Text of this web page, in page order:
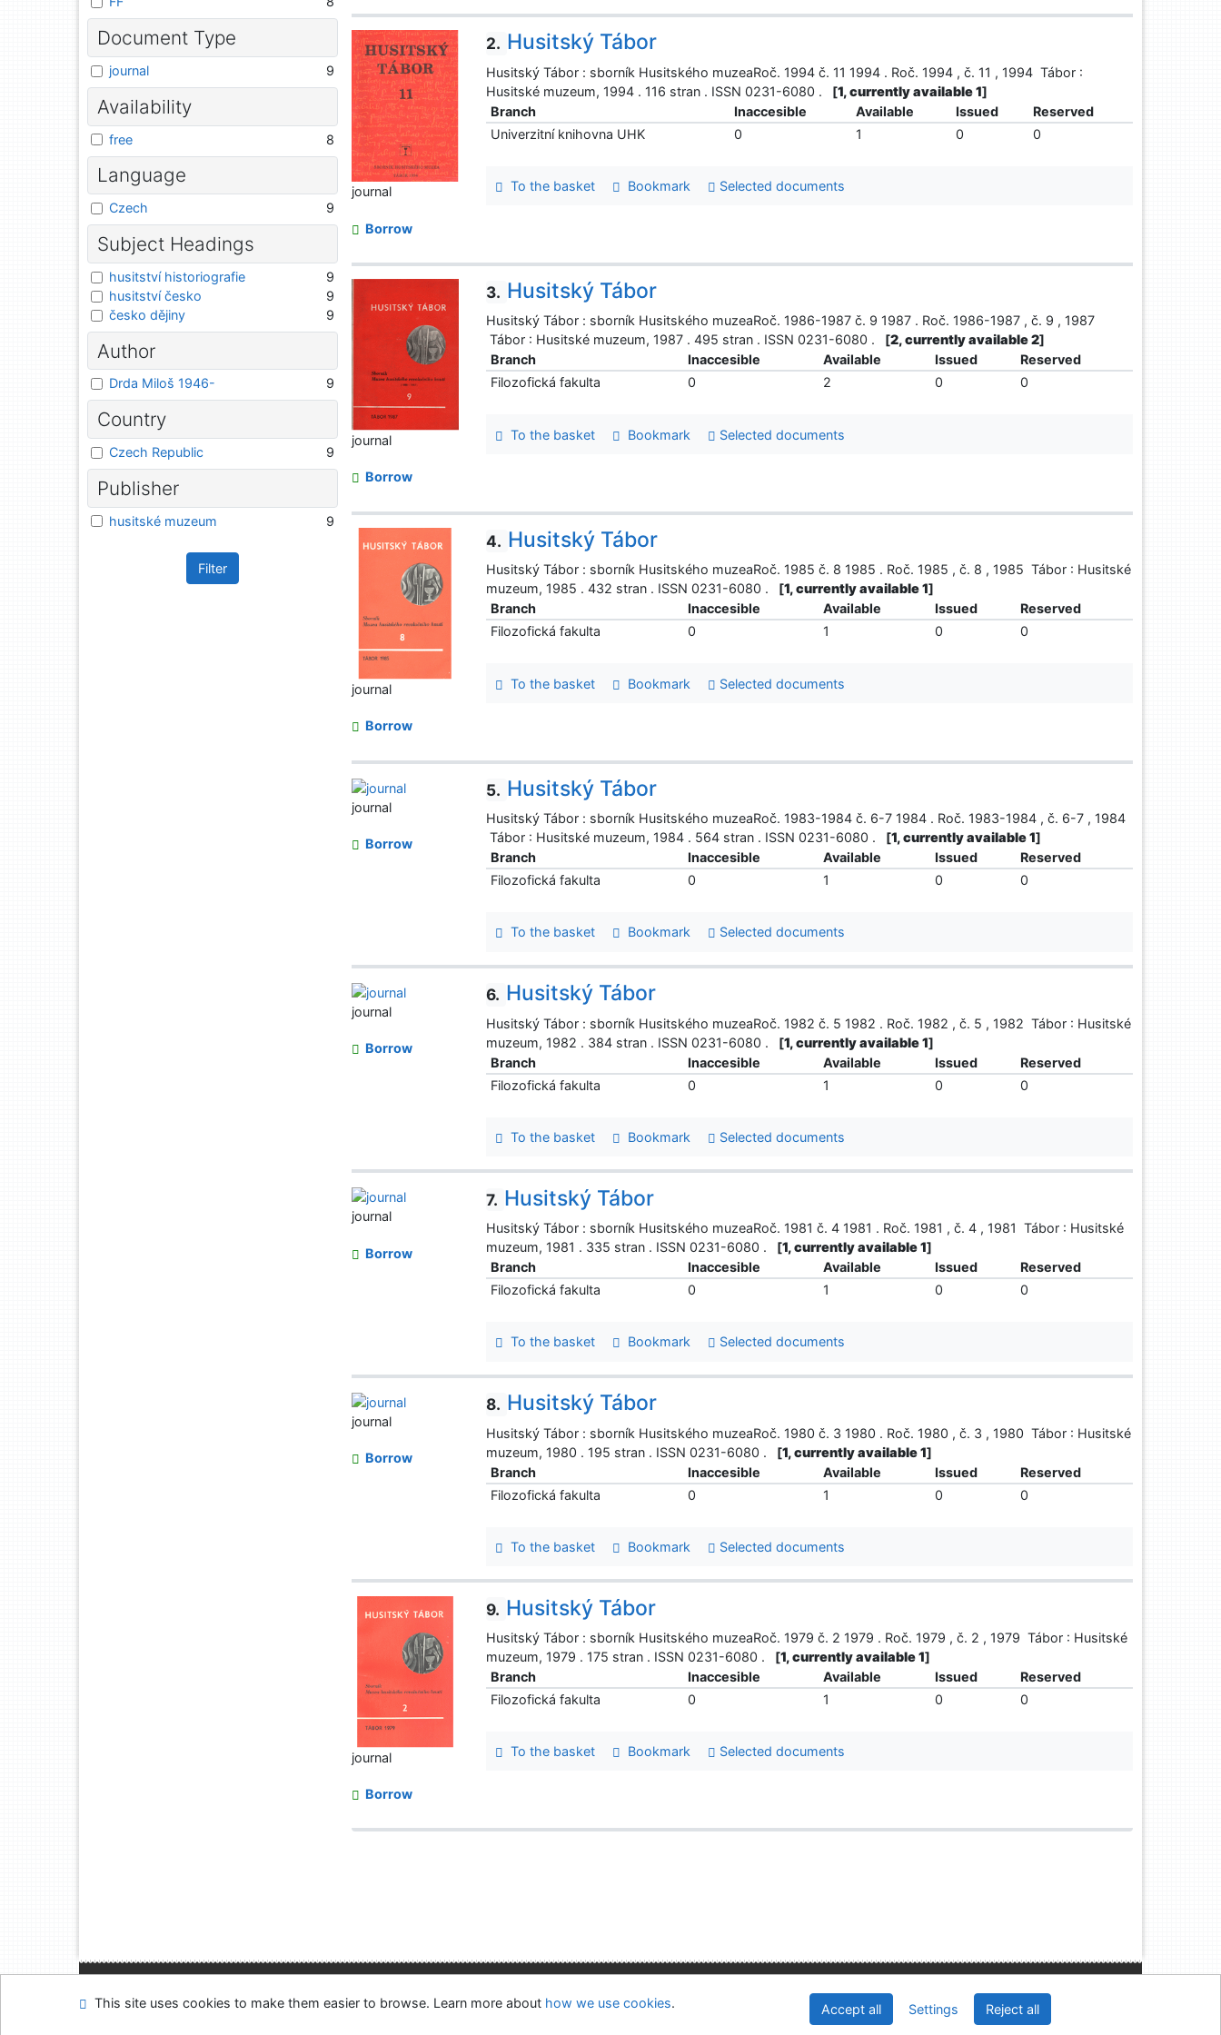
2. Husitský Tábor
Husitský Tábor : sborník Husitského muzeaRoč. 1994 č. 11 1994 . Roč. 1994 , č. 11 , 1994 Tábor :
Husitské muzeum, 1994 . 116 stran . ISSN 0231-6080 .
[1, currently available 1]
Branch
Inaccesible Available Issued
Reserved
Univerzitní knihovna UHK
0 1 0 0
To the basket Bookmark Selected documents
journal
Borrow
3. Husitský Tábor
Husitský Tábor : sborník Husitského muzeaRoč. 1986-1987 č. 9 1987 . Roč. 1986-1987 , č. 9 , 1987
Tábor : Husitské muzeum, 1987 . 495 stran . ISSN 0231-6080 .
[2, currently available 2]
Branch
Inaccesible Available Issued
Reserved
Filozofická fakulta
0 2 0 0
To the basket Bookmark Selected documents
journal
Borrow
4. Husitský Tábor
Husitský Tábor : sborník Husitského muzeaRoč. 1985 č. 8 1985 . Roč. 1985 , č. 8 , 1985 Tábor : Husitské
muzeum, 1985 . 432 stran . ISSN 0231-6080 .
[1, currently available 1]
Branch
Inaccesible Available Issued
Reserved
Filozofická fakulta
0 1 0 0
To the basket Bookmark Selected documents
journal
Borrow
5. Husitský Tábor
Husitský Tábor : sborník Husitského muzeaRoč. 1983-1984 č. 6-7 1984 . Roč. 1983-1984 , č. 6-7 , 1984
Tábor : Husitské muzeum, 1984 . 564 stran . ISSN 0231-6080 .
[1, currently available 1]
Branch
Inaccesible Available Issued
Reserved
Filozofická fakulta
0 1 0 0
To the basket Bookmark Selected documents
journal
Borrow
6. Husitský Tábor
Husitský Tábor : sborník Husitského muzeaRoč. 1982 č. 5 1982 . Roč. 1982 , č. 5 , 1982 Tábor : Husitské
muzeum, 1982 . 384 stran . ISSN 0231-6080 .
[1, currently available 1]
Branch
Inaccesible Available Issued
Reserved
Filozofická fakulta
0 1 0 0
To the basket Bookmark Selected documents
journal
Borrow
7. Husitský Tábor
Husitský Tábor : sborník Husitského muzeaRoč. 1981 č. 4 1981 . Roč. 1981 , č. 4 , 1981 Tábor : Husitské
muzeum, 1981 . 335 stran . ISSN 0231-6080 .
[1, currently available 1]
Branch
Inaccesible Available Issued
Reserved
Filozofická fakulta
0 1 0 0
To the basket Bookmark Selected documents
journal
Borrow
8. Husitský Tábor
Husitský Tábor : sborník Husitského muzeaRoč. 1980 č. 3 1980 . Roč. 1980 , č. 3 , 1980 Tábor : Husitské
muzeum, 1980 . 195 stran . ISSN 0231-6080 .
[1, currently available 1]
Branch
Inaccesible Available Issued
Reserved
Filozofická fakulta
0 1 0 0
To the basket Bookmark Selected documents
journal
Borrow
9. Husitský Tábor
Husitský Tábor : sborník Husitského muzeaRoč. 1979 č. 2 1979 . Roč. 1979 , č. 2 , 1979 Tábor : Husitské
muzeum, 1979 . 175 stran . ISSN 0231-6080 .
[1, currently available 1]
Branch
Inaccesible Available Issued
Reserved
Filozofická fakulta
0 1 0 0
To the basket Bookmark Selected documents
journal
Borrow
Document Type
journal 9
Availability
free 8
Language
Czech 9
Subject Headings
husitství historiografie
9
husitství česko
9
česko dějiny
9
Author
Drda Miloš 1946- 9
Country
Czech Republic 9
Publisher
husitské muzeum 9
Filter
©1993-2026IPAC v.4.8.63a-Cosmotron Slovakia, s.r.o.
This site uses cookies to make them easier to browse. Learn more about how we use cookies. Accept all Settings Reject all